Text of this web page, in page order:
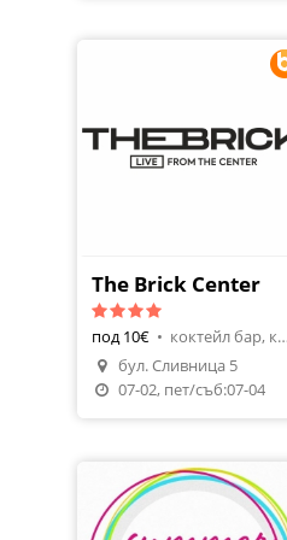
Направи Резервация
The Brick Center
под 10€ •
коктейл бар, коктейли
бул. Сливница 5
07-02, пет/съб:07-04